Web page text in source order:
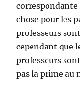
correspondante
chose pour les
professeurs
cependant que
professeurs
pas la prime au